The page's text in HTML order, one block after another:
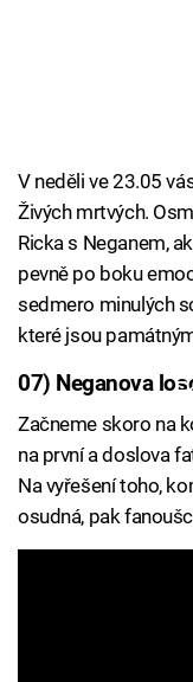
V neděli ve 23.05
Živých mrtvých.
Ricka s Neganem,
pevně po boku
sedmero minulých
které jsou
07) Neganova
Začneme skoro na
na první a doslova
Na vyřešení toho,
osudná, pak